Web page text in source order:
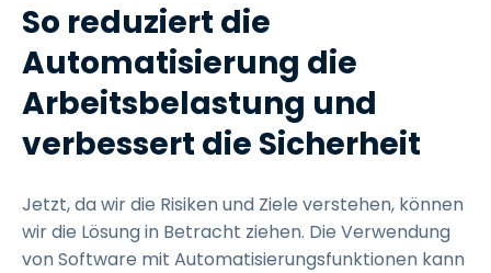
So reduziert die
Automatisierung die
Arbeitsbelastung und
verbessert die Sicherheit
Jetzt, da wir die Risiken und Ziele verstehen, können
wir die Lösung in Betracht ziehen. Die Verwendung
von Software mit Automatisierungsfunktionen kann